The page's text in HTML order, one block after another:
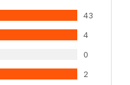
43
4
0
2